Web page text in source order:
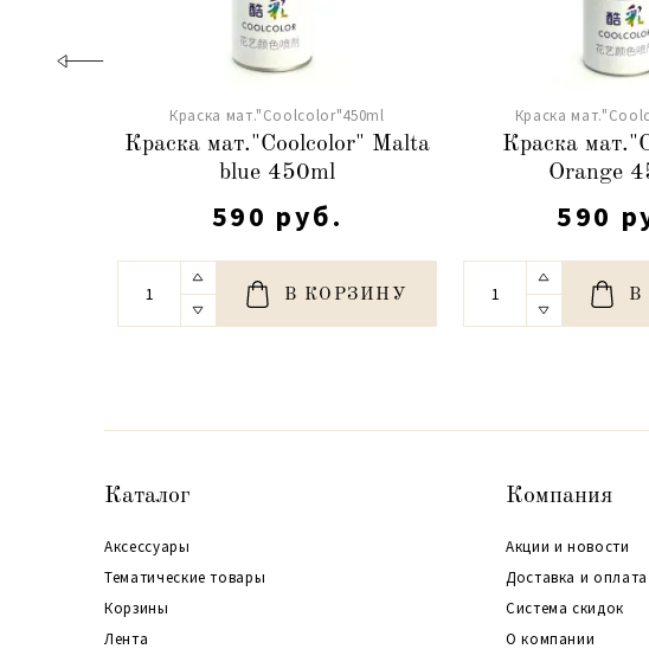
Краска мат."Coolcolor"450ml
Краска мат."Coolcolor" Malta
blue 450ml
590 руб.
В КОРЗИНУ
Краска
Краска
Orange
590
В
Каталог
Аксессуары
Тематические товары
Корзины
Лента
Компания
Акции и новости
Доставка и оплата
Система скидок
О компании